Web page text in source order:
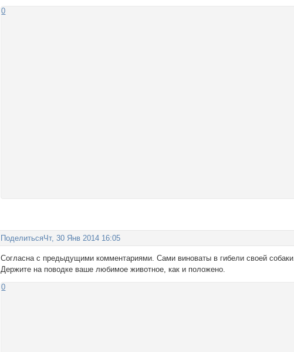
0
ПоделитьсяЧт, 30 Янв 2014 16:05
Согласна с предыдущими комментариями. Сами виноваты в гибели своей
Держите на поводке ваше любимое животное, как и положено.
0